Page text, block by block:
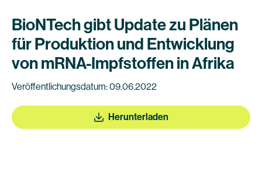
BioNTech gibt Update zu Plänen
für Produktion und Entwicklung
von mRNA-Impfstoffen in Afrika
Veröffentlichungsdatum: 09.06.2022
Herunterladen